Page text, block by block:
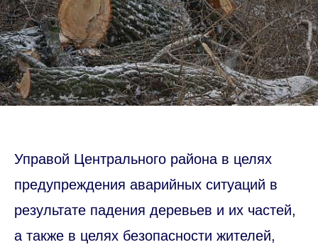
Управой Центрального района в целях
предупреждения аварийных ситуаций в
результате падения деревьев и их частей,
а также в целях безопасности жителей,